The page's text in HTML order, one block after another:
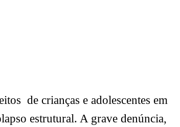
de crianças e adolescentes em
estrutural. A grave denúncia,